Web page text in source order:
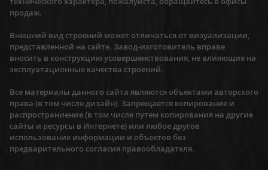
продаж.
Внешний вид строений может отличаться от визуализации,
представленной на сайте. Завод-изготовитель вправе
вносить в конструкцию усовершенствования, не влияющие на
эксплуатационные качества строений.
Все материалы данного сайта являются объектами авторского
права (в том числе дизайн). Запрещается копирование и
распространиение (в том числе путем копирования на другие
сайты и ресурсы в Интернете) или любое другое
использование информации и объектов без
предварительного согласия правообладателя.